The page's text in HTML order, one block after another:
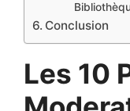
Conclusion
Les 10